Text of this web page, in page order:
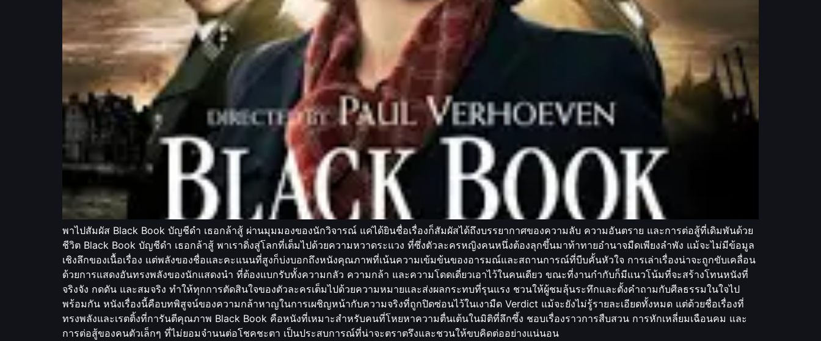
พาไปสัมผัส Black Book บัญชีดำ เธอกล้าสู้ ผ่านมุมมองของนักวิจารณ์ แค่ได้ยินชื่อเรื่องก็สัมผัสได้ถึงบรรยากาศของความลับ ความอันตราย และการต่อสู้ที่เดิมพันด้วย
ชีวิต Black Book บัญชีดำ เธอกล้าสู้ พาเราดิ่งสู่โลกที่เต็มไปด้วยความหวาดระแวง ที่ซึ่งตัวละครหญิงคนหนึ่งต้องลุกขึ้นมาท้าทายอำนาจมืดเพียงลำพัง แม้จะไม่มีข้อมูล
เชิงลึกของเนื้อเรื่อง แต่พลังของชื่อและคะแนนที่สูงก็บ่งบอกถึงหนังคุณภาพที่เน้นความเข้มข้นของอารมณ์และสถานการณ์ที่บีบคั้นหัวใจ การเล่าเรื่องน่าจะถูกขับเคลื่อน
ด้วยการแสดงอันทรงพลังของนักแสดงนำ ที่ต้องแบกรับทั้งความกลัว ความกล้า และความโดดเดี่ยวเอาไว้ในคนเดียว ขณะที่งานกำกับก็มีแนวโน้มที่จะสร้างโทนหนังที่
จริงจัง กดดัน และสมจริง ทำให้ทุกการตัดสินใจของตัวละครเต็มไปด้วยความหมายและส่งผลกระทบที่รุนแรง ชวนให้ผู้ชมลุ้นระทึกและตั้งคำถามกับศีลธรรมในใจไป
พร้อมกัน หนังเรื่องนี้คือบทพิสูจน์ของความกล้าหาญในการเผชิญหน้ากับความจริงที่ถูกปิดซ่อนไว้ในเงามืด Verdict แม้จะยังไม่รู้รายละเอียดทั้งหมด แต่ด้วยชื่อเรื่องที่
ทรงพลังและเรตติ้งที่การันตีคุณภาพ Black Book คือหนังที่เหมาะสำหรับคนที่โหยหาความตื่นเต้นในมิติที่ลึกซึ้ง ชอบเรื่องราวการสืบสวน การหักเหลี่ยมเฉือนคม และ
การต่อสู้ของคนตัวเล็กๆ ที่ไม่ยอมจำนนต่อโชคชะตา เป็นประสบการณ์ที่น่าจะตราตรึงและชวนให้ขบคิดต่ออย่างแน่นอน